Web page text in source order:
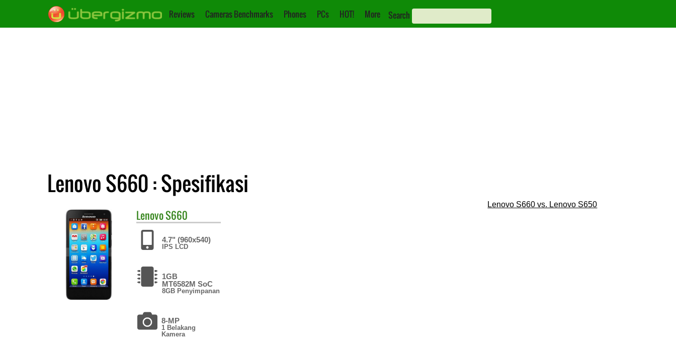
Reviews Cameras Benchmarks Phones PCs HOT! More Search
Lenovo S660 : Spesifikasi
LenovoS660
4.7" (960x540)
IPS LCD
1GB
MT6582M SoC
8GB Penyimpanan
8-MP
1 Belakang
Kamera
Lenovo S660 vs. Lenovo S650